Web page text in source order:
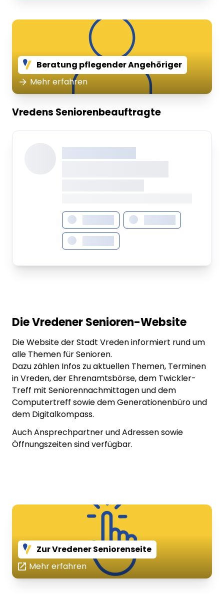
Beratung pflegender Angehöriger
Mehr erfahren
Vredens Seniorenbeauftragte
Die Vredener Senioren-Website
Die Website der Stadt Vreden informiert rund um
alle Themen für Senioren.
Dazu zählen Infos zu aktuellen Themen, Terminen
in Vreden, der Ehrenamtsbörse, dem Twickler-
Treff mit Seniorennachmittagen und dem
Computertreff sowie dem Generationenbüro und
dem Digitalkompass.
Auch Ansprechpartner und Adressen sowie
Öffnungszeiten sind verfügbar.
Zur Vredener Seniorenseite
Mehr erfahren